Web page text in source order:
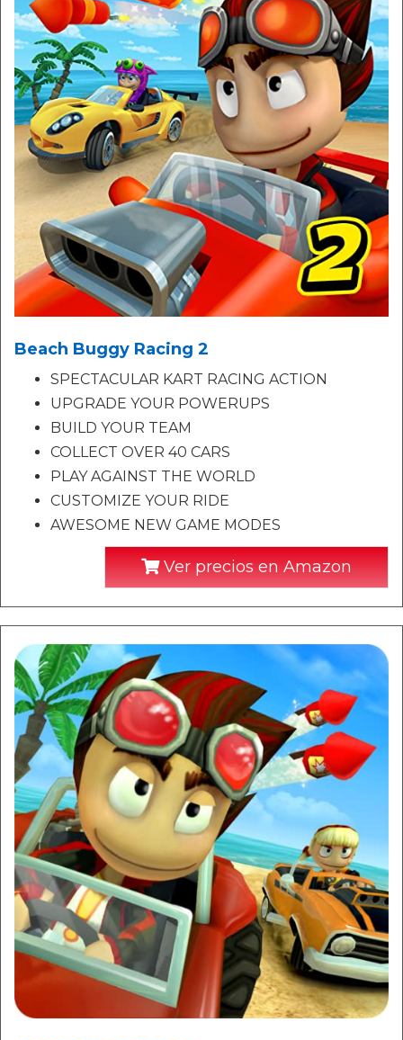
Beach Buggy Racing 2
SPECTACULAR KART RACING ACTION
UPGRADE YOUR POWERUPS
BUILD YOUR TEAM
COLLECT OVER 40 CARS
PLAY AGAINST THE WORLD
CUSTOMIZE YOUR RIDE
AWESOME NEW GAME MODES
Ver precios en Amazon